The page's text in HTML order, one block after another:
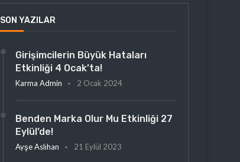
SON YAZILAR
Girişimcilerin Büyük Hataları
Etkinliği 4 Ocak’ta!
Karma Admin 2 Ocak 2024
Benden Marka Olur Mu Etkinliği 27
Eylül’de!
Ayşe Aslıhan 21 Eylül 2023